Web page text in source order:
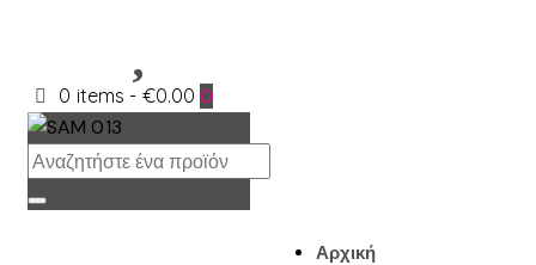
0 items - €0.00 0
Αρχική